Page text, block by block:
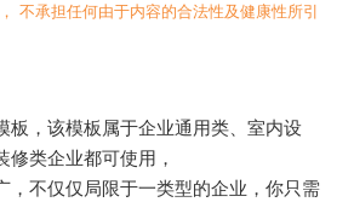
不承担任何由于内容的合法性及健康性所引
板，该模板属于企业通用类、室内设
类企业都可使用，
，不仅仅局限于一类型的企业，你只需